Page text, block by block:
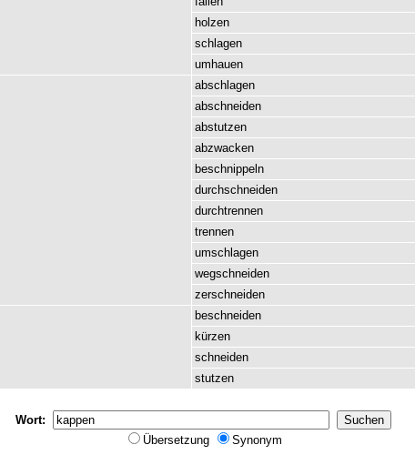
holzen
schlagen
umhauen
abschlagen
abschneiden
abstutzen
abzwacken
beschnippeln
durchschneiden
durchtrennen
trennen
umschlagen
wegschneiden
zerschneiden
beschneiden
kürzen
schneiden
stutzen
Wort:
Übersetzung
Synonym